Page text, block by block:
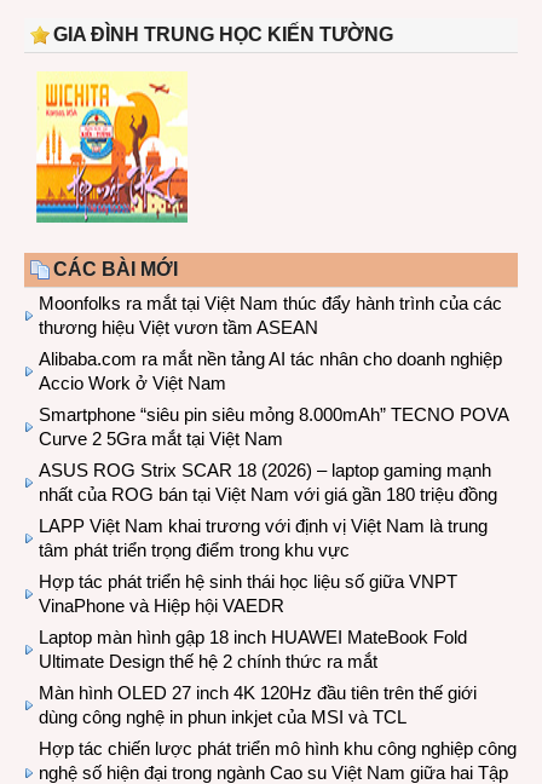
GIA ĐÌNH TRUNG HỌC KIẾN TƯỜNG
CÁC BÀI MỚI
Moonfolks ra mắt tại Việt Nam thúc đẩy hành trình của các
thương hiệu Việt vươn tầm ASEAN
Alibaba.com ra mắt nền tảng AI tác nhân cho doanh nghiệp
Accio Work ở Việt Nam
Smartphone “siêu pin siêu mỏng 8.000mAh” TECNO POVA
Curve 2 5Gra mắt tại Việt Nam
ASUS ROG Strix SCAR 18 (2026) – laptop gaming mạnh
nhất của ROG bán tại Việt Nam với giá gần 180 triệu đồng
LAPP Việt Nam khai trương với định vị Việt Nam là trung
tâm phát triển trọng điểm trong khu vực
Hợp tác phát triển hệ sinh thái học liệu số giữa VNPT
VinaPhone và Hiệp hội VAEDR
Laptop màn hình gập 18 inch HUAWEI MateBook Fold
Ultimate Design thế hệ 2 chính thức ra mắt
Màn hình OLED 27 inch 4K 120Hz đầu tiên trên thế giới
dùng công nghệ in phun inkjet của MSI và TCL
Hợp tác chiến lược phát triển mô hình khu công nghiệp công
nghệ số hiện đại trong ngành Cao su Việt Nam giữa hai Tập